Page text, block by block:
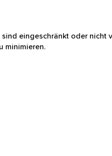
eingeschränkt oder nicht
minimieren.